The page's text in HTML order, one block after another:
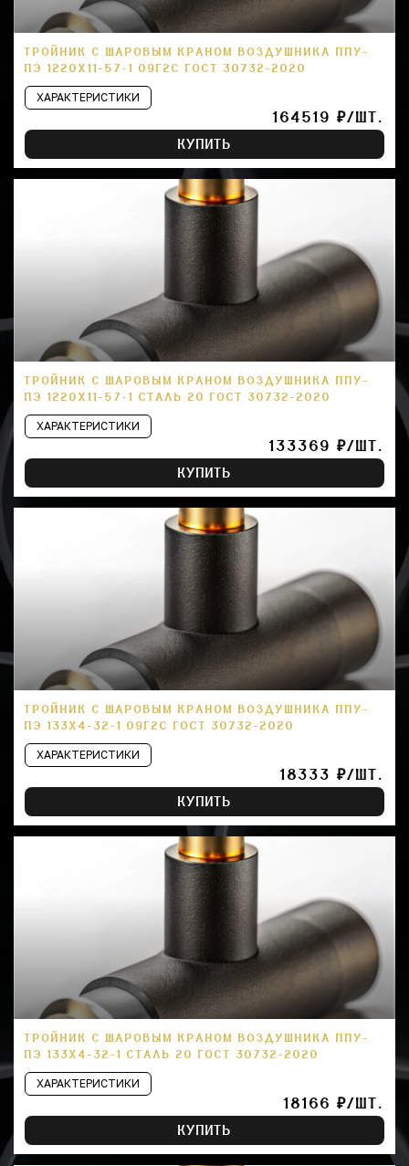
ТРОЙНИК С ШАРОВЫМ КРАНОМ ВОЗДУШНИКА ППУ-
ПЭ 1220Х11-57-1 09Г2С ГОСТ 30732-2020
ХАРАКТЕРИСТИКИ
164519 ₽/ШТ.
КУПИТЬ
ТРОЙНИК С ШАРОВЫМ КРАНОМ ВОЗДУШНИКА ППУ-
ПЭ 1220Х11-57-1 СТАЛЬ 20 ГОСТ 30732-2020
ХАРАКТЕРИСТИКИ
133369 ₽/ШТ.
КУПИТЬ
ТРОЙНИК С ШАРОВЫМ КРАНОМ ВОЗДУШНИКА ППУ-
ПЭ 133Х4-32-1 09Г2С ГОСТ 30732-2020
ХАРАКТЕРИСТИКИ
18333 ₽/ШТ.
КУПИТЬ
ТРОЙНИК С ШАРОВЫМ КРАНОМ ВОЗДУШНИКА ППУ-
ПЭ 133Х4-32-1 СТАЛЬ 20 ГОСТ 30732-2020
ХАРАКТЕРИСТИКИ
18166 ₽/ШТ.
КУПИТЬ